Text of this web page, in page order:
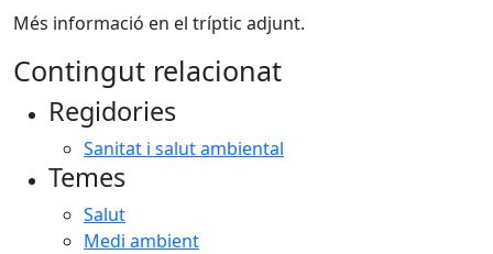
Més informació en el tríptic adjunt.
Contingut relacionat
Regidories
Sanitat i salut ambiental
Temes
Salut
Medi ambient